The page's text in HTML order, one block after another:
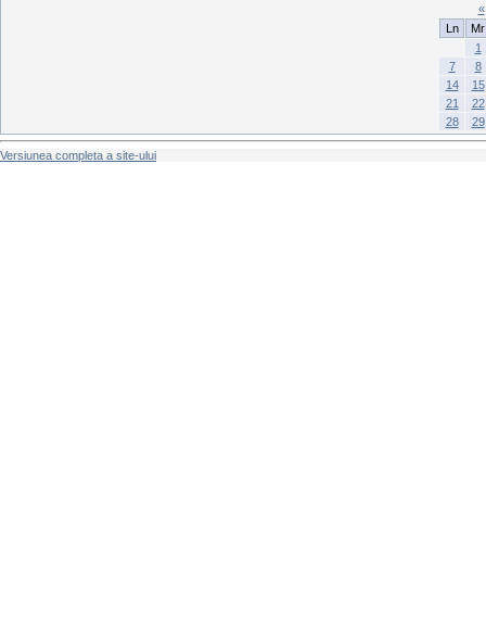
«
Ln
Mr
1
7
8
14
15
21
22
28
29
Versiunea completa a site-ului